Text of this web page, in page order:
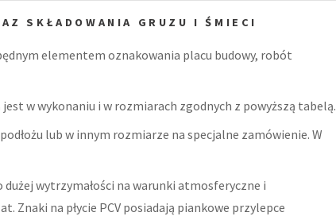
SKŁADOWANIA GRUZU I ŚMIECI
elementem oznakowania placu budowy, robót
w wykonaniu i w rozmiarach zgodnych z powyższą tabelą.
lub w innym rozmiarze na specjalne zamówienie. W
wytrzymałości na warunki atmosferyczne i
Znaki na płycie PCV posiadają piankowe przylepce